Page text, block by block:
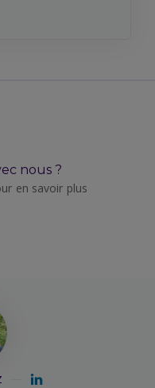
nous ?
en savoir plus